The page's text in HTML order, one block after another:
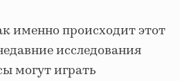
именно происходит этот
исследования
могут играть